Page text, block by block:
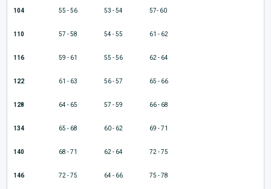
104 55 - 56 53 - 54 57- 60
110 57 - 58 54 - 55 61 - 62
116 59 - 61 55 - 56 62 - 64
122 61 - 63 56 - 57 65 - 66
128 64 - 65 57 - 59 66 - 68
134 65 - 68 60 - 62 69 - 71
140 68 - 71 62 - 64 72 - 75
146 72 - 75 64 - 66 75 - 78